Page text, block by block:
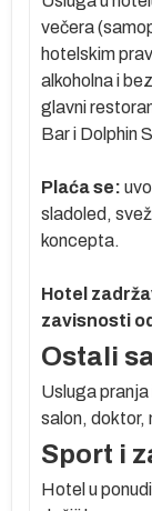
večera
hotelskim
alkoholna i
glavni
Bar i Dolphin
Plaća se:
sladoled,
koncepta.
Hotel
zavisnosti
Ostali
Usluga
salon, doktor,
Sport i
Hotel u